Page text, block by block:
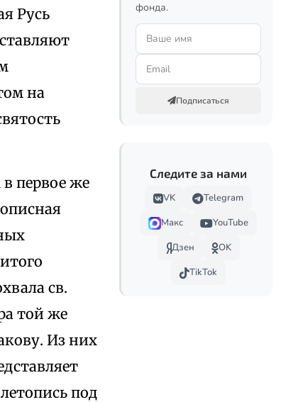
Русь
на
первое же
св.
той же
Из них
под
фонда.
Подписаться
Следите за нами
VK
Telegram
Макс
YouTube
Дзен
OK
TikTok